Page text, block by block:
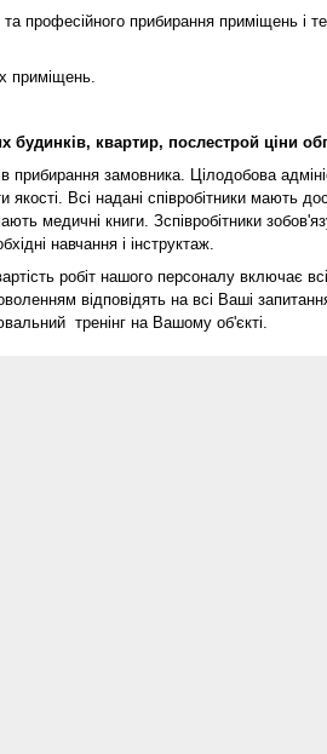
професійного прибирання приміщень і
приміщень.
будинків, квартир, послестрой ціни
прибирання замовника. Цілодобова
якості. Всі надані співробітники мають
медичні книги. Зспівробітники
навчання і інструктаж.
робіт нашого персоналу включає
відповідять на всі Ваші
тренінг на Вашому об'єкті.